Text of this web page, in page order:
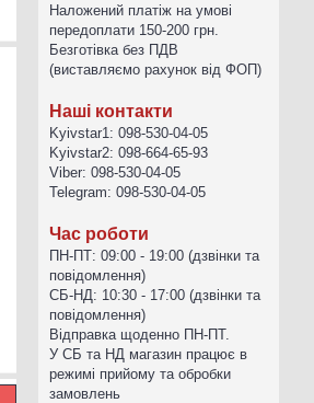
Наложений платіж на умові
передоплати 150-200 грн.
Безготівка без ПДВ
(виставляємо рахунок від ФОП)
Наші контакти
Kyivstar1: 098-530-04-05
Kyivstar2: 098-664-65-93
Viber: 098-530-04-05
Telegram: 098-530-04-05
Час роботи
ПН-ПТ: 09:00 - 19:00 (дзвінки та
повідомлення)
СБ-НД: 10:30 - 17:00 (дзвінки та
повідомлення)
Відправка щоденно ПН-ПТ.
У СБ та НД магазин працює в
режимі прийому та обробки
замовлень